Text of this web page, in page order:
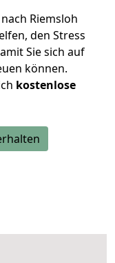
Riemsloh
den Stress
Sie sich auf
können.
kostenlose